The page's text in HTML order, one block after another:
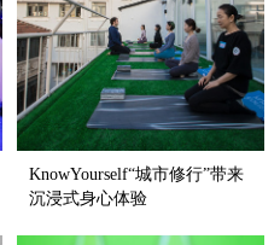
KnowYourself“城市修行”带来
沉浸式身心体验